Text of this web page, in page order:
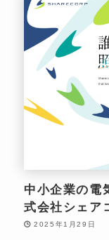
中小企業の電
式会社シェア
2025年1月29日